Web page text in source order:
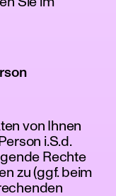
von Ihnen
i.S.d.
Rechte
zu (ggf. beim